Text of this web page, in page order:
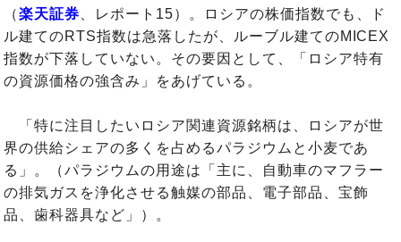
（楽天証券 、レポート15）。ロシアの株価指数でも、ド
ル建てのRTS指数は急落したが、ルーブル建てのMICEX
指数が下落していない。その要因として、「ロシア特有
の資源価格の強含み」をあげている。
「特に注目したいロシア関連資源銘柄は、ロシアが世
界の供給シェアの多くを占めるパラジウムと小麦であ
る」。（パラジウムの用途は「主に、自動車のマフラー
の排気ガスを浄化させる触媒の部品、電子部品、宝飾
品、歯科器具など」）。